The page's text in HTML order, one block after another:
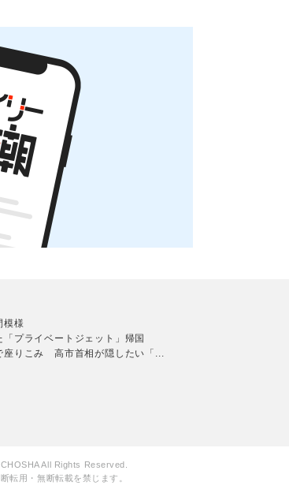
様
プライベートジェット」帰国
座りこみ 高市首相が隠したい「...
All Rights Reserved.
転用・無断転載を禁じます。